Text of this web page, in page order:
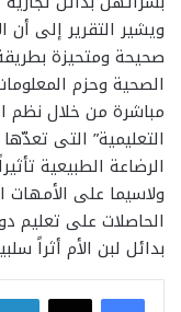
ويشير التقرير إلى أن
صحيحة ومتحيزة
الصحية وحزم
مباشرة من خلال نظم
التعليمية” التى
الرضاعة الطبيعية
ولاسيما على
الحاصلات على تعليم
بدائل لبن الأم أثراً